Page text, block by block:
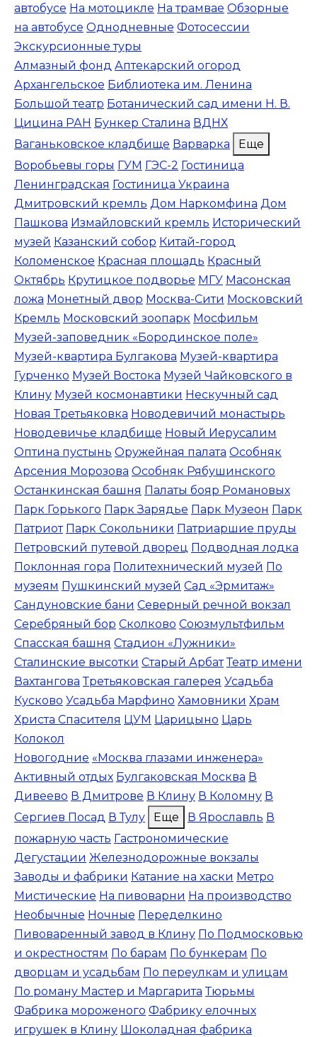
автобусе На мотоцикле На трамвае Обзорные
на автобусе Однодневные Фотосессии
Экскурсионные туры
Алмазный фонд Аптекарский огород
Архангельское Библиотека им. Ленина
Большой театр Ботанический сад имени Н. В.
Цицина РАН Бункер Сталина ВДНХ
Ваганьковское кладбище Варварка
Еще
Воробьевы горы ГУМ ГЭС-2 Гостиница
Ленинградская Гостиница Украина
Дмитровский кремль Дом Наркомфина Дом
Пашкова Измайловский кремль Исторический
музей Казанский собор Китай-город
Коломенское Красная площадь Красный
Октябрь Крутицкое подворье МГУ Масонская
ложа Монетный двор Москва-Сити Московский
Кремль Московский зоопарк Мосфильм
Музей-заповедник «Бородинское поле»
Музей-квартира Булгакова Музей-квартира
Гурченко Музей Востока Музей Чайковского в
Клину Музей космонавтики Нескучный сад
Новая Третьяковка Новодевичий монастырь
Новодевичье кладбище Новый Иерусалим
Оптина пустынь Оружейная палата Особняк
Арсения Морозова Особняк Рябушинского
Останкинская башня Палаты бояр Романовых
Парк Горького Парк Зарядье Парк Музеон Парк
Патриот Парк Сокольники Патриаршие пруды
Петровский путевой дворец Подводная лодка
Поклонная гора Политехнический музей По
музеям Пушкинский музей Сад «Эрмитаж»
Сандуновские бани Северный речной вокзал
Серебряный бор Сколково Союзмультфильм
Спасская башня Стадион «Лужники»
Сталинские высотки Старый Арбат Театр имени
Вахтангова Третьяковская галерея Усадьба
Кусково Усадьба Марфино Хамовники Храм
Христа Спасителя ЦУМ Царицыно Царь
Колокол
Новогодние «Москва глазами инженера»
Активный отдых Булгаковская Москва В
Дивеево В Дмитрове В Клину В Коломну В
Сергиев Посад В Тулу Еще В Ярославль В
пожарную часть Гастрономические
Дегустации Железнодорожные вокзалы
Заводы и фабрики Катание на хаски Метро
Мистические На пивоварни На производство
Необычные Ночные Переделкино
Пивоваренный завод в Клину По Подмосковью
и окрестностям По барам По бункерам По
дворцам и усадьбам По переулкам и улицам
По роману Мастер и Маргарита Тюрьмы
Фабрика мороженого Фабрику елочных
игрушек в Клину Шоколадная фабрика